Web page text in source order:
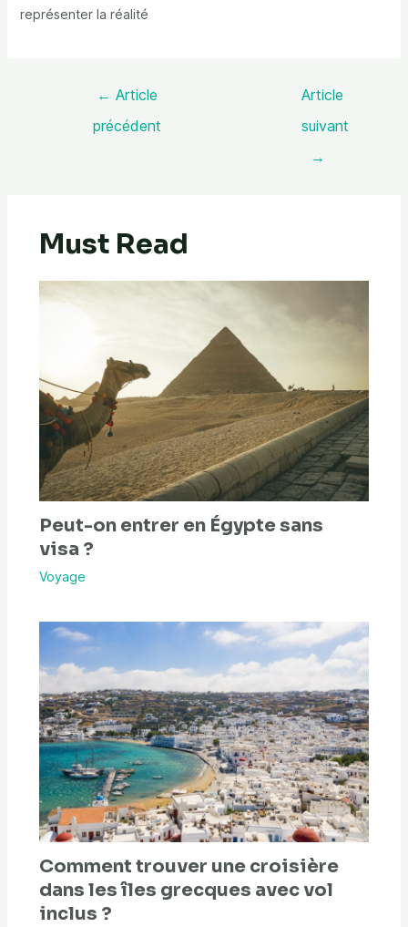
représenter la réalité
← Article
précédent
Article
suivant
→
Must Read
Peut-on entrer en Égypte sans
visa ?
Voyage
Comment trouver une croisière
dans les îles grecques avec vol
inclus ?